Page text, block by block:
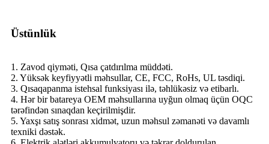
Üstünlük
1. Zavod qiyməti, Qısa çatdırılma müddəti.
2. Yüksək keyfiyyətli məhsullar, CE, FCC, RoHs, UL təsdiqi.
3. Qısaqapanma istehsal funksiyası ilə, təhlükəsiz və etibarlı.
4. Hər bir batareya OEM məhsullarına uyğun olmaq üçün OQC
tərəfindən sınaqdan keçirilmişdir.
5. Yaxşı satış sonrası xidmət, uzun məhsul zəmanəti və davamlı
texniki dəstək.